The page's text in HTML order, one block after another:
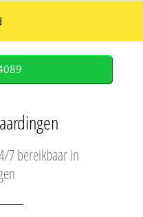
7 bereikbaar in